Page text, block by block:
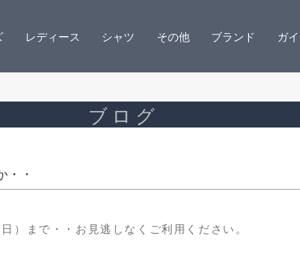
レディース シャツ その他 ブランド ガ
ブログ
・・
）まで・・お見逃しなくご利用ください。